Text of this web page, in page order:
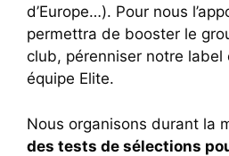
d’Europe…). Pour nous
permettra de booster le
club, pérenniser notre label
équipe Elite.
Nous organisons durant la
des tests de sélections